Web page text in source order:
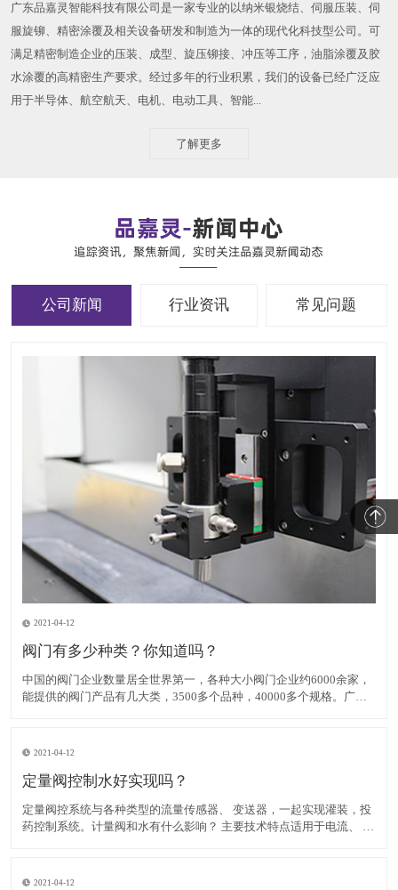
广东品嘉灵智能科技有限公司是一家专业的以纳米银烧结、伺服压装、伺
服旋铆、精密涂覆及相关设备研发和制造为一体的现代化科技型公司。可
满足精密制造企业的压装、成型、旋压铆接、冲压等工序，油脂涂覆及胶
水涂覆的高精密生产要求。经过多年的行业积累，我们的设备已经广泛应
用于半导体、航空航天、电机、电动工具、智能...
了解更多
公司新闻 行业资讯 常见问题
2021-04-12
阀门有多少种类？你知道吗？
中国的阀门企业数量居全世界第一，各种大小阀门企业约6000余家，
能提供的阀门产品有几大类，3500多个品种，40000多个规格。广泛
2021-04-12
定量阀控制水好实现吗？
定量阀控系统与各种类型的流量传感器、 变送器，一起实现灌装，投
药控制系统。计量阀和水有什么影响？ 主要技术特点适用于电流、 脉
输出2021-04-12